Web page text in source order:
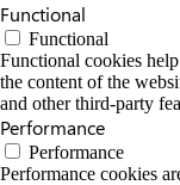
Functional
Functional
Functional cookies
the content of the
and other third-party
Performance
Performance
Performance cookies